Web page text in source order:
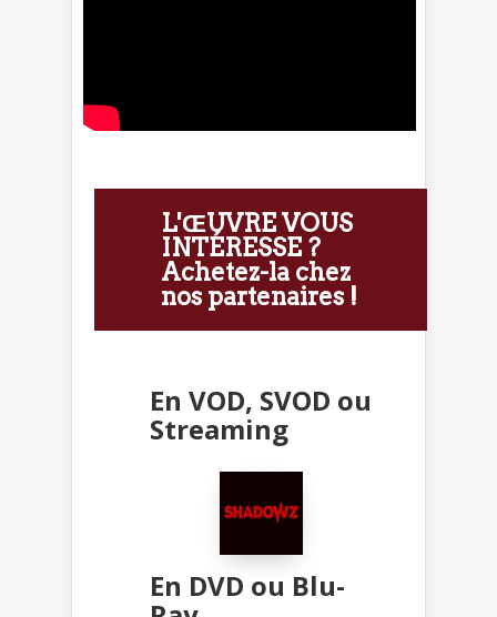
L'ŒUVRE VOUS
INTÉRESSE ?
Achetez-la chez
nos partenaires !
En VOD, SVOD ou
Streaming
En DVD ou Blu-